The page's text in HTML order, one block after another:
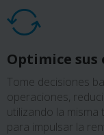
Optimice sus
Tome decisiones
operaciones,
utilizando la misma
para impulsar la